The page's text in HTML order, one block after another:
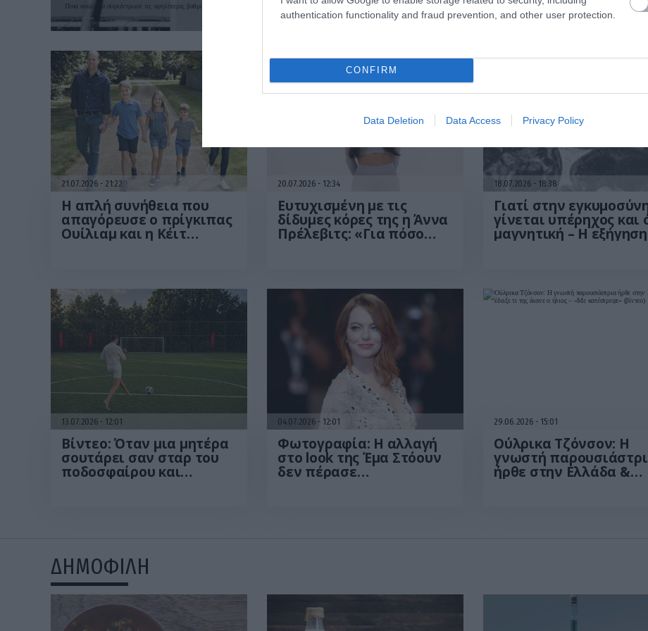
authentication functionality and fraud prevention, and other user protection.
CONFIRM
Data Deletion Data Access Privacy Policy
Ποια αναλογία συγκέντρωσε τις υψηλότερες βαθμολογίες Ακολούθησε «καταδίωξη» του μικρού «φυγά» στους
21.07.2026 21:22
Η απλή συνήθεια που
απαγόρευσε ο πρίγκιπας
Ουίλιαμ και η Κέιτ
20.07.2026 12:34
Ευτυχισμένη με τις
δίδυμες κόρες της η Άννα
Πρέλεβιτς: «Για πόσο
18.07.2026 18:38
Γιατί στην
γίνεται υπέρηχος και
μαγνητική – Η εξήγηση
13.07.2026 12:01
Βίντεο: Όταν μια μητέρα
σουτάρει σαν σταρ του
ποδοσφαίρου και
04.07.2026 12:01
Φωτογραφία: Η αλλαγή
στο look της Έμα Στόουν
δεν πέρασε
29.06.2026 15:01
Ούλρικα Τζόνσον: Η
γνωστή
ήρθε στην Ελλάδα &
ΔΗΜΟΦΙΛΗ